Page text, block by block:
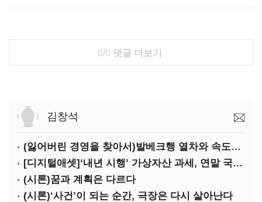
0/0 댓글 더보기
김창석
(잃어버린 경영을 찾아서)발베크행 열차와 속도의 환상: 디지털 전환과 물류 혁신의 포용적 노동 전략
[디지털애셋]‘내년 시행’ 가상자산 과세, 연말 국회 문턱 넘을까
(시론)꿈과 계획은 다르다
(시론)‘사건’이 되는 순간, 극장은 다시 살아난다